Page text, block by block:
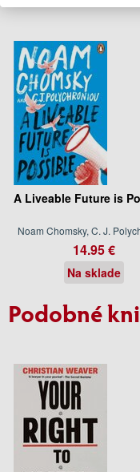
A Liveable Future is
Noam Chomsky, C. J.
14.95 €
Na sklade
Podobné